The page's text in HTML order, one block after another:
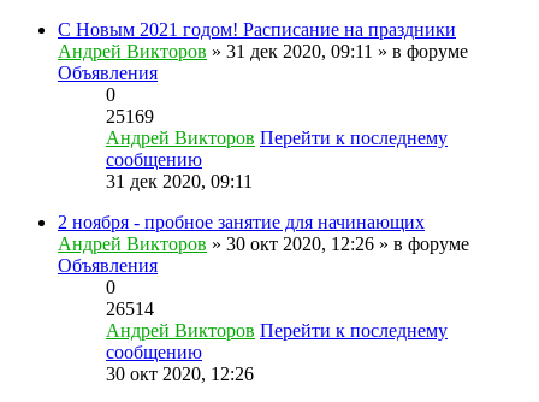
С Новым 2021 годом! Расписание на праздники
Андрей Викторов » 31 дек 2020, 09:11 » в форуме
Объявления
0
25169
Андрей Викторов Перейти к последнему
сообщению
31 дек 2020, 09:11
2 ноября - пробное занятие для начинающих
Андрей Викторов » 30 окт 2020, 12:26 » в форуме
Объявления
0
26514
Андрей Викторов Перейти к последнему
сообщению
30 окт 2020, 12:26